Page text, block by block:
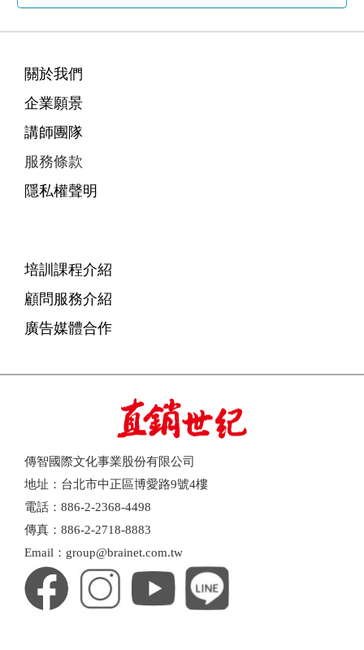
關於我們
企業願景
講師團隊
服務條款
隱私權聲明
培訓課程介紹
顧問服務介紹
廣告媒體合作
傳智國際文化事業股份有限公司
地址：台北市中正區博愛路9號4樓
電話：886-2-2368-4498
傳真：886-2-2718-8883
Email：group@brainet.com.tw